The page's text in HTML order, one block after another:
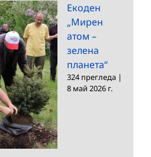
Екоден
„Мирен
атом –
зелена
планета“
324 прегледа |
8 май 2026 г.